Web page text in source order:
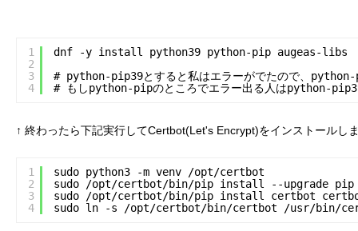
1
2
3
4
dnf -y install python39 python-pip augeas-libs
# python-pip39とすると私はエラーがでたので、python-
# もしpython-pipのところでエラー出る人はpython-
↑ 終わったら下記実行してCertbot(Let's Encrypt)をインストールし
1
2
3
4
sudo python3 -m venv /opt/certbot
sudo /opt/certbot/bin/pip install --upgrade pip
sudo /opt/certbot/bin/pip install certbot
sudo ln -s /opt/certbot/bin/certbot /usr/bin/